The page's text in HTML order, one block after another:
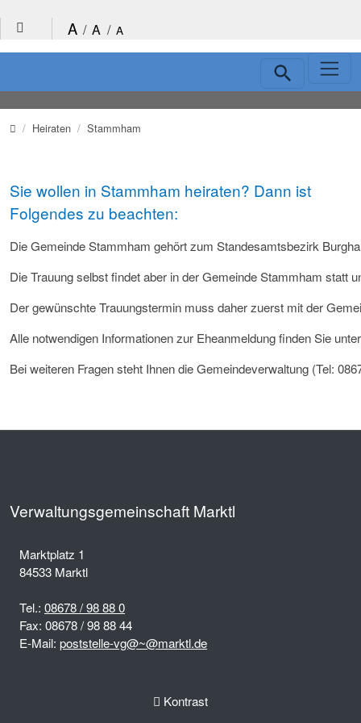
Kontrast
A / A / A
Verwaltungsgemeinschaft
Heiraten Stammham
Sie wollen in Stammham heiraten? Dann ist
Folgendes zu beachten:
Die Gemeinde Stammham gehört zum Standesamtsbezirk
Die Trauung selbst findet aber in der Gemeinde Stammham statt
Der gewünschte Trauungstermin muss daher zuerst mit der
Alle notwendigen Informationen zur Eheanmeldung finden Sie
Bei weiteren Fragen steht Ihnen die Gemeindeverwaltung (Tel:
Verwaltungsgemeinschaft Marktl
Marktplatz 1
84533 Marktl
Tel.: 08678 / 98 88 0
Fax: 08678 / 98 88 44
E-Mail: poststelle-vg@~@marktl.de